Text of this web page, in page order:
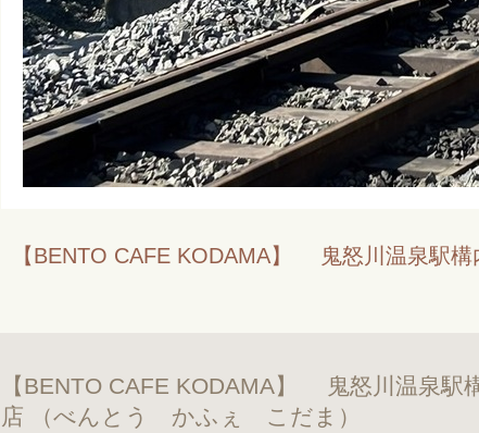
【BENTO CAFE KODAMA】 鬼怒川温泉駅
【BENTO CAFE KODAMA】 鬼怒川温泉
店 （べんとう かふぇ こだま）